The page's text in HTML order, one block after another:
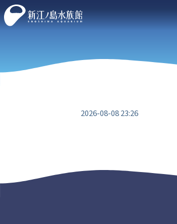
2026-08-08 23:26